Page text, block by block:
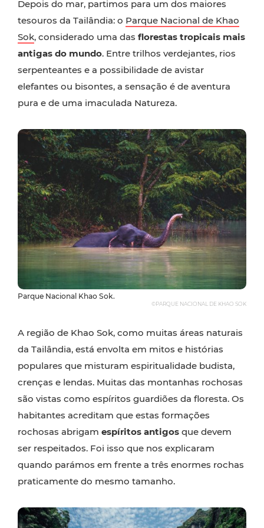
Depois do mar, partimos para um dos maiores
tesouros da Tailândia: o Parque Nacional de Khao
Sok, considerado uma das florestas tropicais mais
antigas do mundo. Entre trilhos verdejantes, rios
serpenteantes e a possibilidade de avistar
elefantes ou bisontes, a sensação é de aventura
pura e de uma imaculada Natureza.
Parque Nacional Khao Sok.
©PARQUE NACIONAL DE KHAO SOK
A região de Khao Sok, como muitas áreas naturais
da Tailândia, está envolta em mitos e histórias
populares que misturam espiritualidade budista,
crenças e lendas. Muitas das montanhas rochosas
são vistas como espíritos guardiões da floresta. Os
habitantes acreditam que estas formações
rochosas abrigam espíritos antigos que devem
ser respeitados. Foi isso que nos explicaram
quando parámos em frente a três enormes rochas
praticamente do mesmo tamanho.